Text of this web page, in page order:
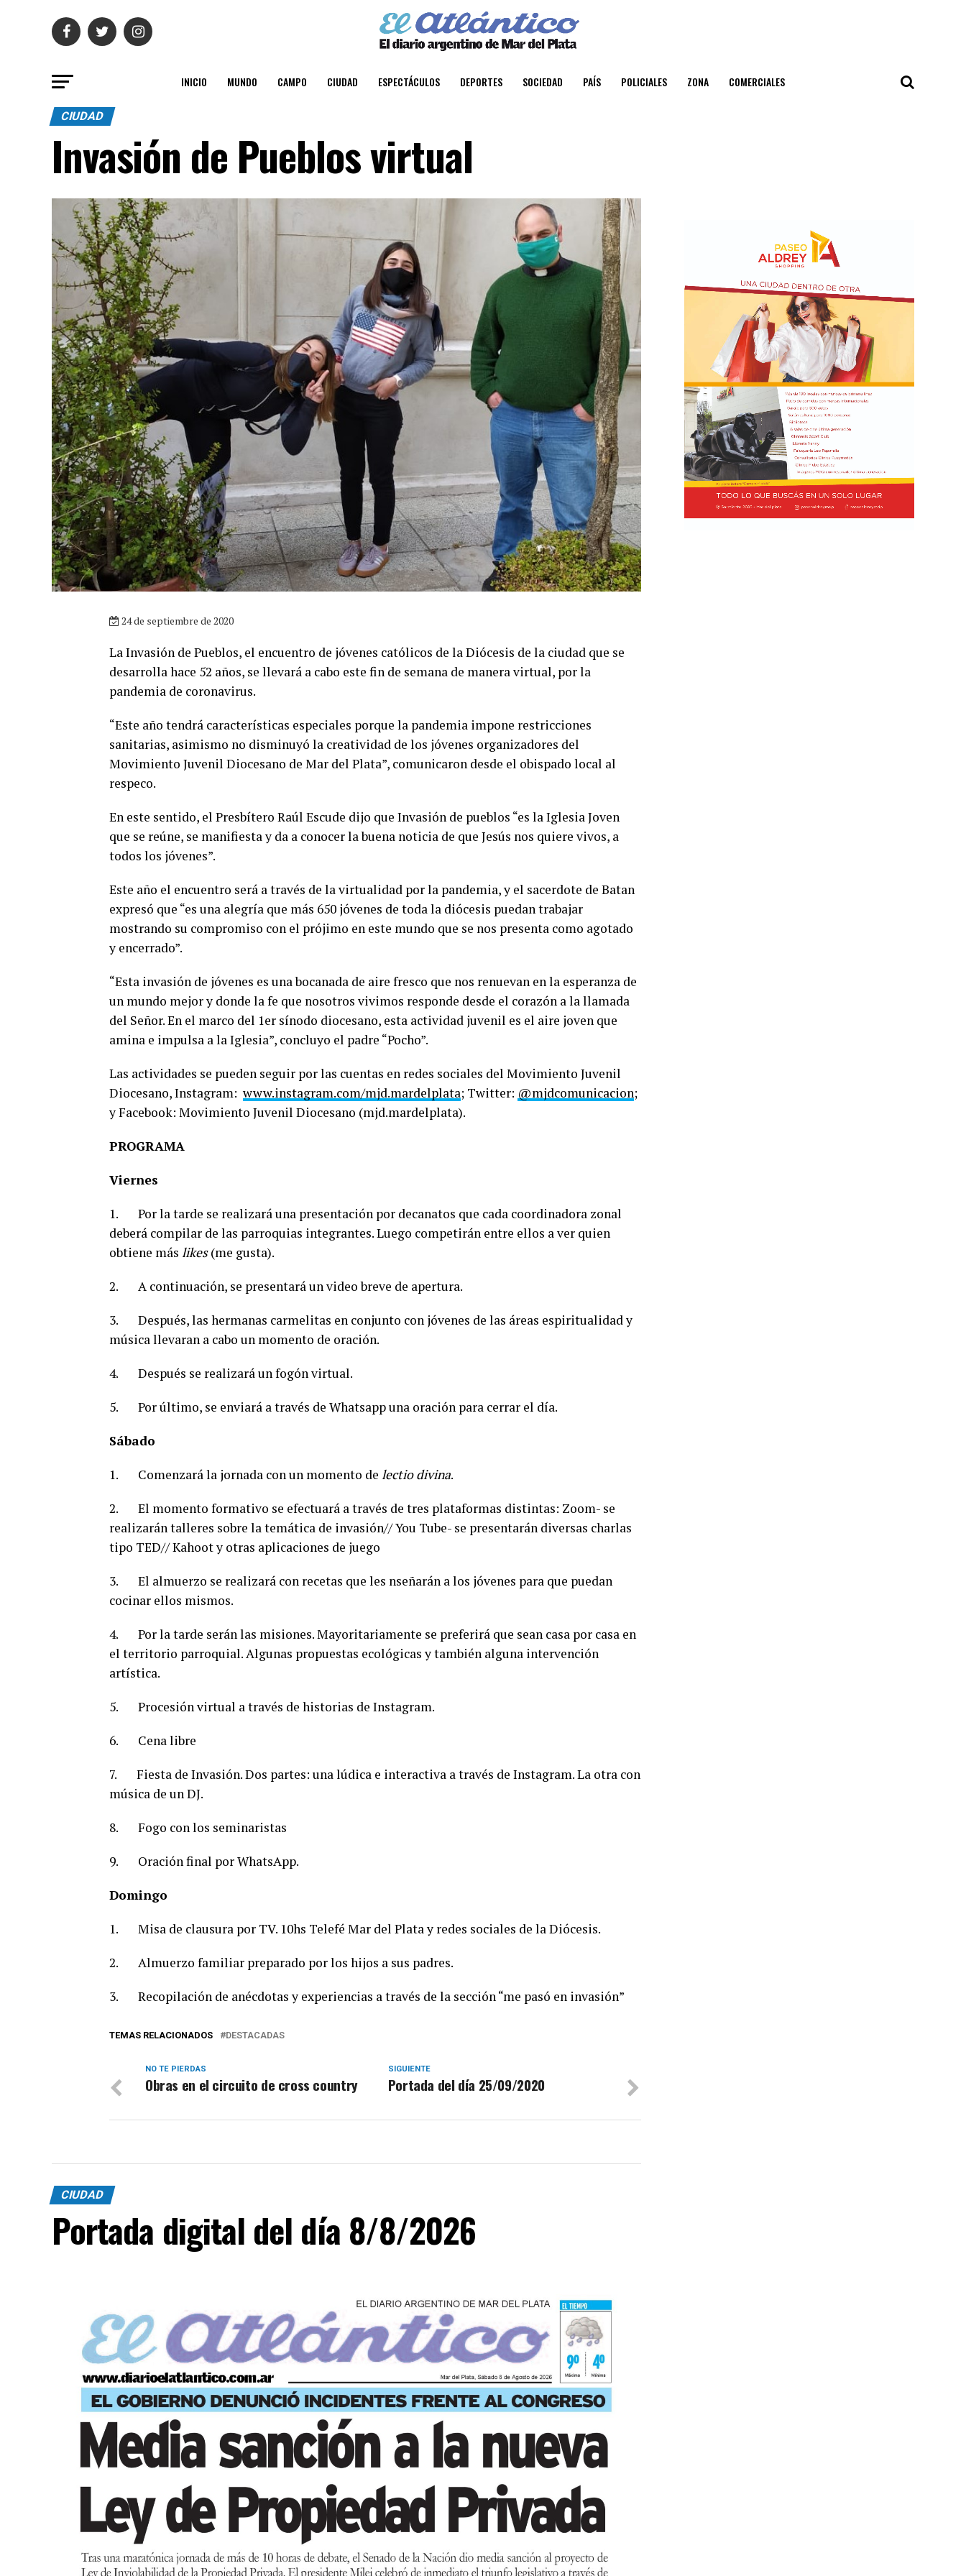
INICIO MUNDO CAMPO CIUDAD ESPECTÁCULOS DEPORTES SOCIEDAD PAÍS POLICIALES ZONA COMERCIALES
CIUDAD
Invasión de Pueblos virtual
24 de septiembre de 2020
La Invasión de Pueblos, el encuentro de jóvenes católicos de la Diócesis de la ciudad que se
desarrolla hace 52 años, se llevará a cabo este fin de semana de manera virtual, por la
pandemia de coronavirus.
“Este año tendrá características especiales porque la pandemia impone restricciones
sanitarias, asimismo no disminuyó la creatividad de los jóvenes organizadores del
Movimiento Juvenil Diocesano de Mar del Plata”, comunicaron desde el obispado local al
respeco.
En este sentido, el Presbítero Raúl Escude dijo que Invasión de pueblos “es la Iglesia Joven
que se reúne, se manifiesta y da a conocer la buena noticia de que Jesús nos quiere vivos, a
todos los jóvenes”.
Este año el encuentro será a través de la virtualidad por la pandemia, y el sacerdote de Batan
expresó que “es una alegría que más 650 jóvenes de toda la diócesis puedan trabajar
mostrando su compromiso con el prójimo en este mundo que se nos presenta como agotado
y encerrado”.
“Esta invasión de jóvenes es una bocanada de aire fresco que nos renuevan en la esperanza de
un mundo mejor y donde la fe que nosotros vivimos responde desde el corazón a la llamada
del Señor. En el marco del 1er sínodo diocesano, esta actividad juvenil es el aire joven que
amina e impulsa a la Iglesia”, concluyo el padre “Pocho”.
Las actividades se pueden seguir por las cuentas en redes sociales del Movimiento Juvenil
Diocesano, Instagram: www.instagram.com/mjd.mardelplata; Twitter: @mjdcomunicacion;
y Facebook: Movimiento Juvenil Diocesano (mjd.mardelplata).
PROGRAMA
Viernes
1. Por la tarde se realizará una presentación por decanatos que cada coordinadora zonal
deberá compilar de las parroquias integrantes. Luego competirán entre ellos a ver quien
obtiene más likes(me gusta).
2. A continuación, se presentará un video breve de apertura.
3. Después, las hermanas carmelitas en conjunto con jóvenes de las áreas espiritualidad y
música llevaran a cabo un momento de oración.
4. Después se realizará un fogón virtual.
5. Por último, se enviará a través de Whatsapp una oración para cerrar el día.
Sábado
1. Comenzará la jornada con un momento de lectio divina.
2. El momento formativo se efectuará a través de tres plataformas distintas: Zoom- se
realizarán talleres sobre la temática de invasión// You Tube- se presentarán diversas charlas
tipo TED// Kahoot y otras aplicaciones de juego
3. El almuerzo se realizará con recetas que les nseñarán a los jóvenes para que puedan
cocinar ellos mismos.
4. Por la tarde serán las misiones. Mayoritariamente se preferirá que sean casa por casa en
el territorio parroquial. Algunas propuestas ecológicas y también alguna intervención
artística.
5. Procesión virtual a través de historias de Instagram.
6. Cena libre
7. Fiesta de Invasión. Dos partes: una lúdica e interactiva a través de Instagram. La otra con
música de un DJ.
8. Fogo con los seminaristas
9. Oración final por WhatsApp.
Domingo
1. Misa de clausura por TV. 10hs Telefé Mar del Plata y redes sociales de la Diócesis.
2. Almuerzo familiar preparado por los hijos a sus padres.
3. Recopilación de anécdotas y experiencias a través de la sección “me pasó en invasión”
TEMAS RELACIONADOS DESTACADAS
SIGUIENTE
Portada del día 25/09/2020
NO TE PIERDAS
Obras en el circuito de cross country
CIUDAD
Portada digital del día 8/8/2026